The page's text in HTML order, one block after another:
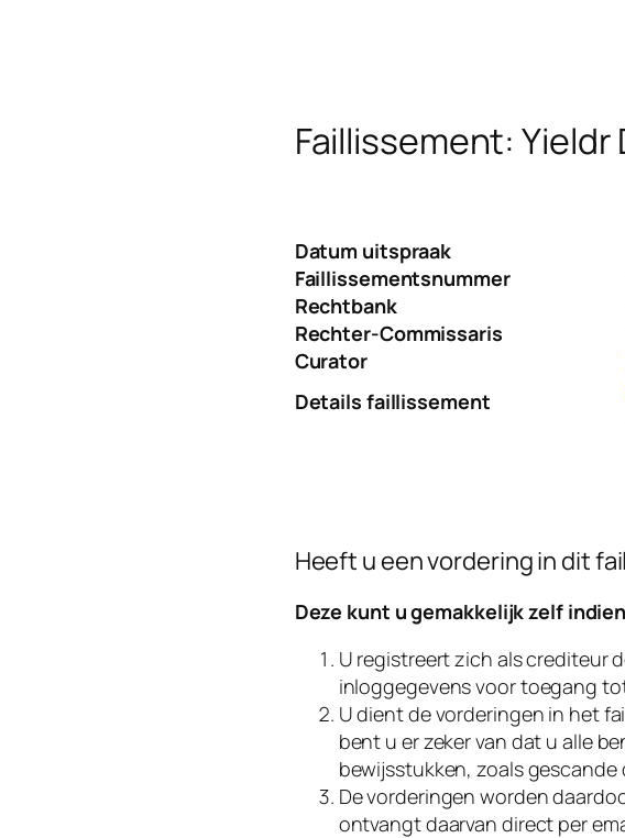
Faillissement:
Datum uitspraak
Faillissementsnummer
Rechtbank
Rechter-Commissaris
Curator
Details faillissement
Heeft u een vordering in dit
Deze kunt u gemakkelijk zelf
U registreert zich als crediteur
inloggegevens voor toegang
U dient de vorderingen in het
bent u er zeker van dat u alle
bewijsstukken, zoals
De vorderingen worden
ontvangt daarvan direct per